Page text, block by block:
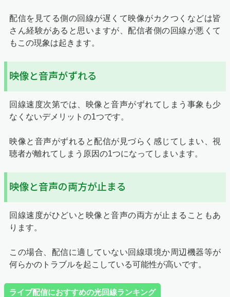
配信を見てる側の回線が遅くて映像がカクつくなどは皆
さん経験があると思いますが、配信者側の回線が悪くて
もこの現象は起きます。
映像と音声がずれる
回線速度次第では、映像と音声がずれてしまう事象も少
なくないデメリットの1つです。
映像と音声がずれると配信が見づらく感じてしまい、視
聴者が離れてしまう原因の1つになってしまいます。
映像と音声の両方が止まる
回線速度がひどいと映像と音声の両方が止まることもあ
ります。
この場合、配信に適していない回線環境か周辺機器等が
何らかのトラブルを起こしている可能性が高いです。
ライブ配信におすすめの光回線ランキング